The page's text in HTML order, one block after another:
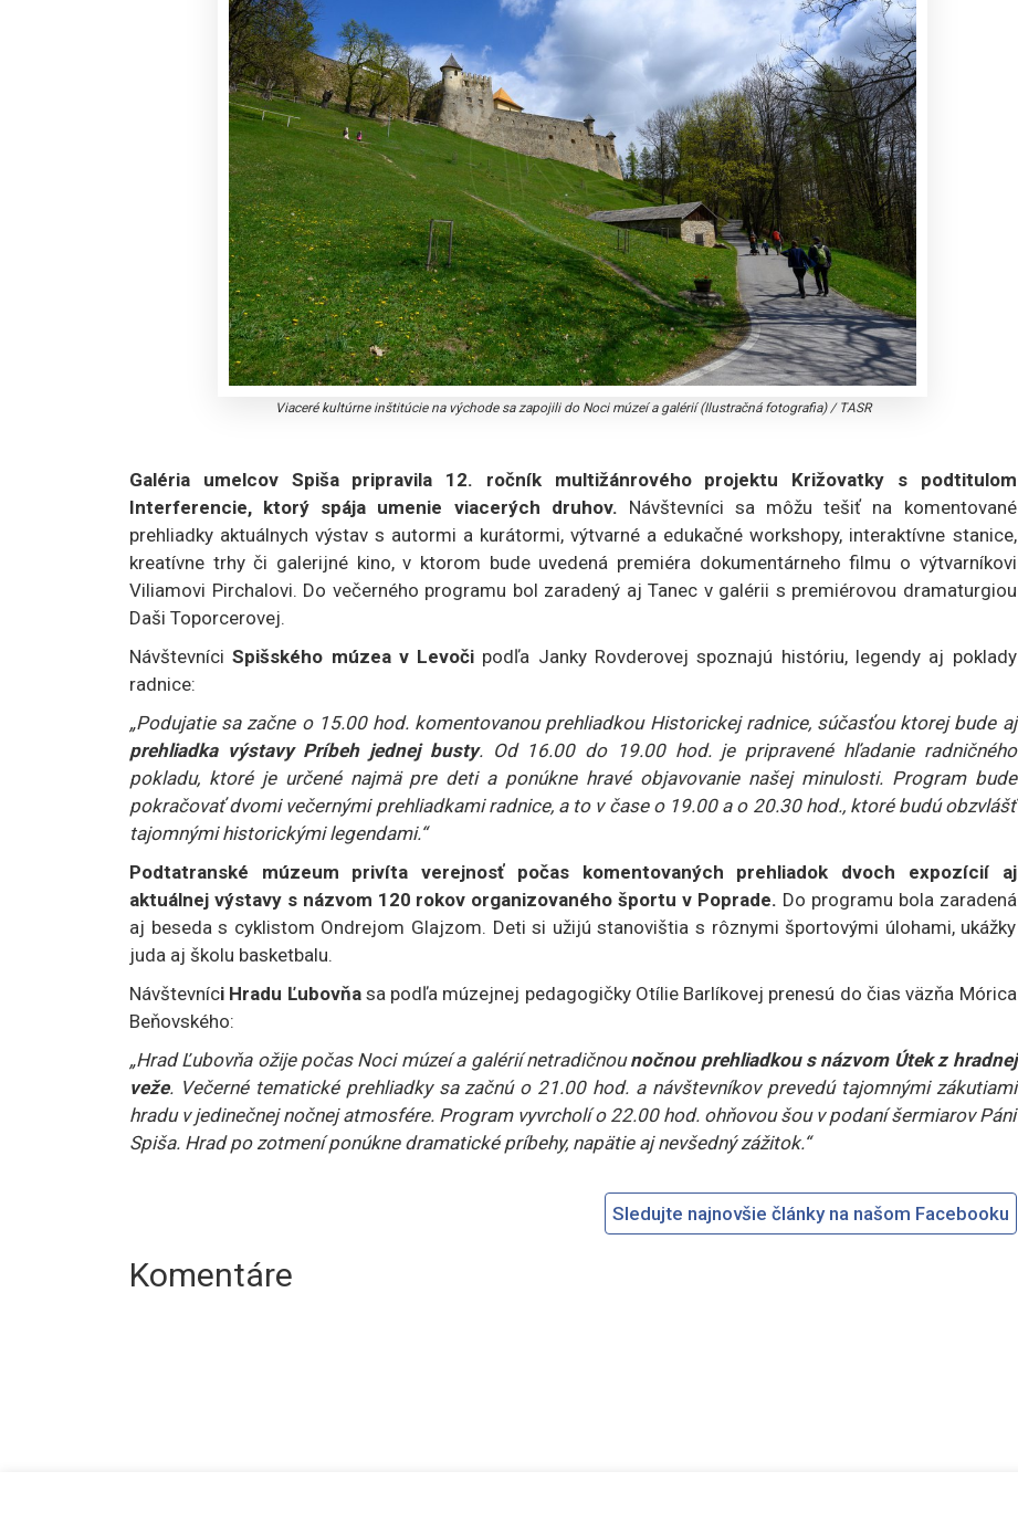
Viaceré kultúrne inštitúcie na východe sa zapojili do Noci múzeí a galérií (Ilustračná fotografia)/ TASR
Galéria umelcov Spiša pripravila 12. ročník multižánrového projektu Križovatky s podtitulom
Interferencie, ktorý spája umenie viacerých druhov. Návštevníci sa môžu tešiť na komentované
prehliadky aktuálnych výstav s autormi a kurátormi, výtvarné a edukačné workshopy, interaktívne stanice,
kreatívne trhy či galerijné kino, v ktorom bude uvedená premiéra dokumentárneho filmu o výtvarníkovi
Viliamovi Pirchalovi. Do večerného programu bol zaradený aj Tanec v galérii s premiérovou dramaturgiou
Daši Toporcerovej.
NávštevníciSpišského múzea v Levoči podľa Janky Rovderovej spoznajú históriu, legendy aj poklady
radnice:
„Podujatie sa začne o 15.00 hod. komentovanou prehliadkou Historickej radnice, súčasťou ktorej bude aj
prehliadka výstavy Príbeh jednej busty. Od 16.00 do 19.00 hod. je pripravené hľadanie radničného
pokladu, ktoré je určené najmä pre deti a ponúkne hravé objavovanie našej minulosti. Program bude
pokračovať dvomi večernými prehliadkami radnice, a to v čase o 19.00 a o 20.30 hod., ktoré budú obzvlášť
tajomnými historickými legendami.“
Podtatranské múzeum privíta verejnosť počas komentovaných prehliadok dvoch expozícií aj
aktuálnej výstavy s názvom 120 rokov organizovaného športu v Poprade. Do programu bola zaradená
aj beseda s cyklistom Ondrejom Glajzom. Deti si užijú stanovištia s rôznymi športovými úlohami, ukážky
juda aj školu basketbalu.
Návštevníci Hradu Ľubovňa sa podľa múzejnej pedagogičky Otílie Barlíkovej prenesú do čias väzňa Mórica
Beňovského:
„Hrad Ľubovňa ožije počas Noci múzeí a galérií netradičnounočnou prehliadkou s názvom Útek z hradnej
veže. Večerné tematické prehliadky sa začnú o 21.00 hod. a návštevníkov prevedú tajomnými zákutiami
hradu v jedinečnej nočnej atmosfére. Program vyvrcholí o 22.00 hod. ohňovou šou v podaní šermiarov Páni
Spiša. Hrad po zotmení ponúkne dramatické príbehy, napätie aj nevšedný zážitok.“
Sledujte najnovšie články na našom Facebooku
Komentáre